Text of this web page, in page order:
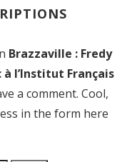
Brazzaville : Fredy
l’Institut Français
a comment. Cool,
in the form here